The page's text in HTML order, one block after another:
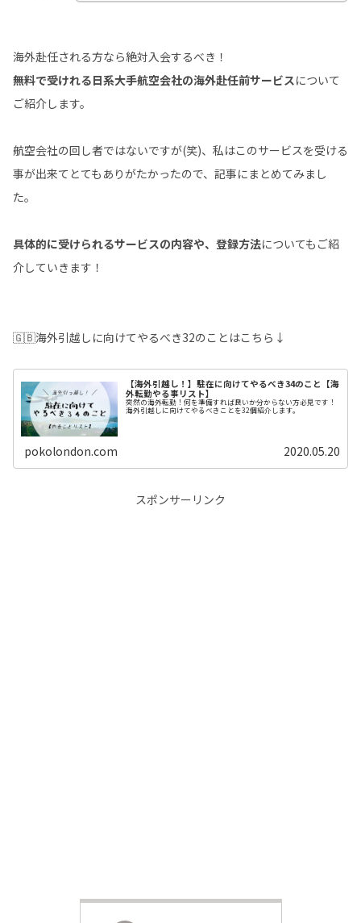
海外赴任される方なら絶対入会するべき！
無料で受けれる日系大手航空会社の海外赴任前サービスについて
ご紹介します。
航空会社の回し者ではないですが(笑)、私はこのサービスを受ける
事が出来てとてもありがたかったので、記事にまとめてみまし
た。
具体的に受けられるサービスの内容や、登録方法についてもご紹
介していきます！
🇬🇧海外引越しに向けてやるべき32のことはこちら↓
【海外引越し！】駐在に向けてやるべき34のこと【海
外転勤やる事リスト】
突然の海外転勤！何を準備すれば良いか分からない方必見です！
海外引越しに向けてやるべきことを32個紹介します。
pokolondon.com 2020.05.20
スポンサーリンク